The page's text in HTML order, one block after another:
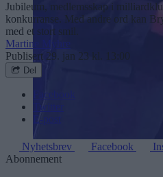
Jubileum, medlemsskap i
konkurranse. Med andre ord kan
med et stort smil.
Martine Myhre
Publisert 29. jan 23 kl. 13:00
Del
Facebook
Twitter
E-post
Nyhetsbrev Facebook
Abonnement